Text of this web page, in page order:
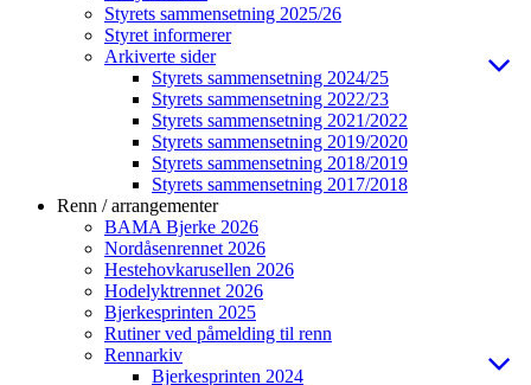
Styrets sammensetning 2025/26
Styret informerer
Arkiverte sider
Styrets sammensetning 2024/25
Styrets sammensetning 2022/23
Styrets sammensetning 2021/2022
Styrets sammensetning 2019/2020
Styrets sammensetning 2018/2019
Styrets sammensetning 2017/2018
Renn / arrangementer
BAMA Bjerke 2026
Nordåsenrennet 2026
Hestehovkarusellen 2026
Hodelyktrennet 2026
Bjerkesprinten 2025
Rutiner ved påmelding til renn
Rennarkiv
Bjerkesprinten 2024